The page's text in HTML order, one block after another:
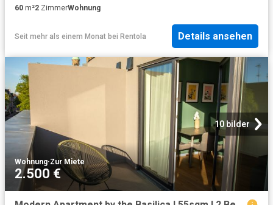
60 m²2 ZimmerWohnung
Seit mehr als einem Monat bei Rentola Details ansehen
10 bilder
Wohnung·Zur Miete
2.500 €